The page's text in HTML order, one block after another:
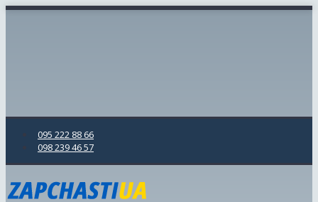
095 222 88 66
098 239 46 57